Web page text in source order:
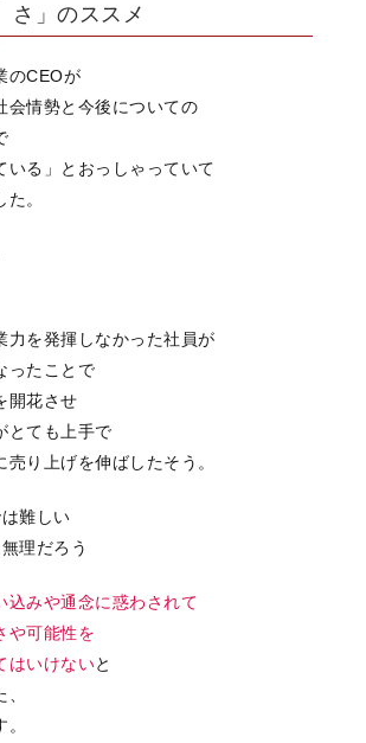
さ」のススメ
のCEOが
会情勢と今後についての
いる」とおっしゃっていて
。
力を発揮しなかった社員が
ったことで
開花させ
とても上手で
り上げを伸ばしたそう。
難しい
理だろう
込みや通念に惑わされて
や可能性を
はいけないと